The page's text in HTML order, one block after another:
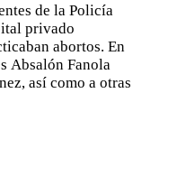
de la Policía
privado
abortos. En
Absalón Fanola
así como a otras